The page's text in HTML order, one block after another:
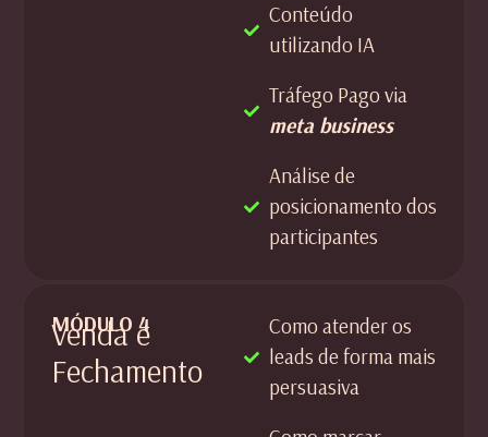
Conteúdo
utilizando IA
Tráfego Pago via
meta business
Análise de
posicionamento dos
participantes
MÓDULO 4
Venda e
Fechamento
Como atender os
leads de forma mais
persuasiva